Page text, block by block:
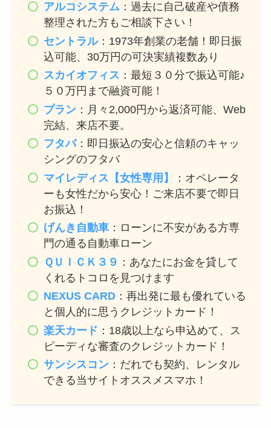
アルコシステム：過去に自己破産や債務
整理された方もご相談下さい！
セントラル：1973年創業の老舗！即日振
込可能、30万円の可決実績複数あり
スカイオフィス ：最短３０分で振込可能♪
５０万円まで融資可能！
プラン：月々2,000円から返済可能、Web
完結、来店不要。
フタバ：即日振込の安心と信頼のキャッ
シングのフタバ
マイレディス【女性専用】
：オペレータ
ーも女性だから安心！ご来店不要で即日
お振込！
げんき自動車：ローンに不安がある方専
門の通る自動車ローン
ＱＵＩＣＫ３９ ：あなたにお金を貸して
くれるトコロを見つけます
NEXUS CARD：再出発に最も優れている
と個人的に思うクレジットカード！
楽天カード ：18歳以上なら申込めて、ス
ピーディな審査のクレジットカード！
サンシスコン：だれでも契約、レンタル
できる当サイトオススメスマホ！